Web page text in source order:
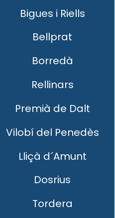
Bigues i Riells
Bellprat
Borredà
Rellinars
Premià de Dalt
Vilobí del Penedès
Lliçà d´Amunt
Dosrius
Tordera